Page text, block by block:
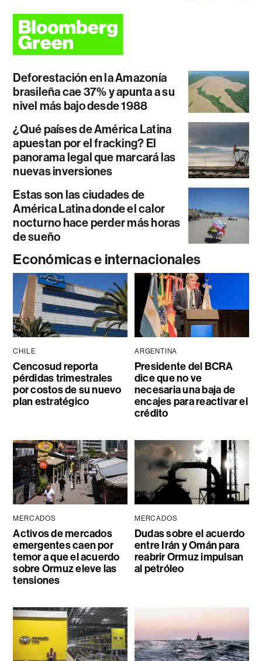
Deforestación en la Amazonía
brasileña cae 37% y apunta a su
nivel más bajo desde 1988
¿Qué países de América Latina
apuestan por el fracking? El
panorama legal que marcará las
nuevas inversiones
Estas son las ciudades de
América Latina donde el calor
nocturno hace perder más horas
de sueño
Económicas e internacionales
CHILE
Cencosud reporta
pérdidas trimestrales
por costos de su nuevo
plan estratégico
ARGENTINA
Presidente del BCRA
dice que no ve
necesaria una baja de
encajes para reactivar el
crédito
MERCADOS
Activos de mercados
emergentes caen por
temor a que el acuerdo
sobre Ormuz eleve las
tensiones
MERCADOS
Dudas sobre el acuerdo
entre Irán y Omán para
reabrir Ormuz impulsan
al petróleo